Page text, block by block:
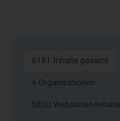
6181 Inhalte gesamt
4 Organisationen
5830 Webseiten-Inhalte